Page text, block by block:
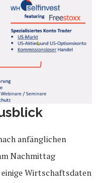
anfänglichen
Nachmittag
Wirtschaftsdaten